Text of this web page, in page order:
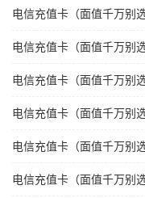
电信充值卡（面值千万别
电信充值卡（面值千万别
电信充值卡（面值千万别
电信充值卡（面值千万别
电信充值卡（面值千万别
电信充值卡（面值千万别